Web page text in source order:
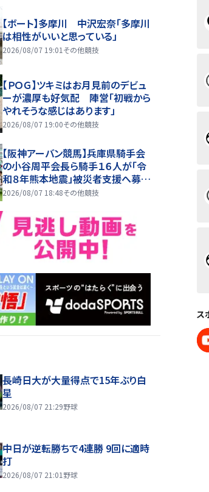
【ボート】多摩川 中沢宏奈「多摩川
は相性がいいと思っている」
2026/08/07 19:01 その他競技
【ＰＯＧ】ツキミはお月見前のデビュ
ーが濃厚も好気配 陣営「初戦から
やれそうな感じはあります」
2026/08/07 19:00その他競技
【阪神アーバン競馬】兵庫県騎手会
の小谷周平会長ら騎手１６人が「令
和８年熊本地震」被災者支援へ募金
活動
2026/08/07 18:48その他競技
長崎日大が大量得点で15年ぶり白
星
2026/08/07 21:29野球
中日が逆転勝ちで4連勝 9回に適時
打
2026/08/07 21:01 野球
ス